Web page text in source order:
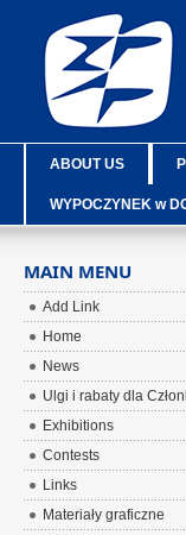
ABOUT US
WYPOCZYNEK w
MAIN MENU
Add Link
Home
News
Ulgi i rabaty dla
Exhibitions
Contests
Links
Materiały graficzne